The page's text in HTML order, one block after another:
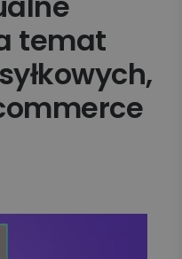
temat